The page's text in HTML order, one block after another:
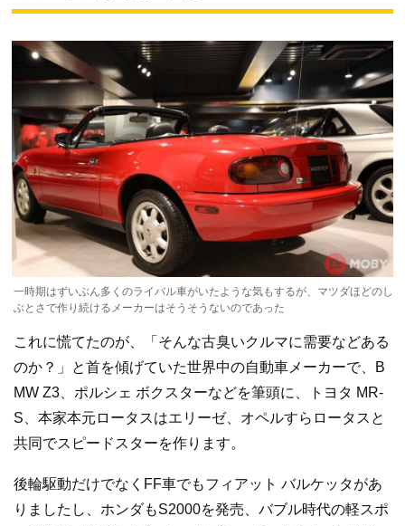
一時期はずいぶん多くのライバル車がいたような気もするが、マツダほどのし
ぶとさで作り続けるメーカーはそうそうないのであった
これに慌てたのが、「そんな古臭いクルマに需要などある
のか？」と首を傾げていた世界中の自動車メーカーで、B
MW Z3、ポルシェ ボクスターなどを筆頭に、トヨタ MR-
S、本家本元ロータスはエリーゼ、オペルすらロータスと
共同でスピードスターを作ります。
後輪駆動だけでなくFF車でもフィアット バルケッタがあ
りましたし、ホンダもS2000を発売、バブル時代の軽スポ